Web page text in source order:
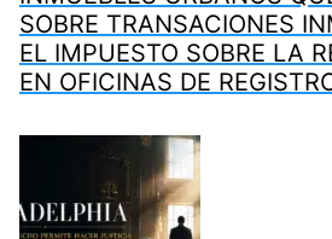
SOBRE TRANSACIONES
EL IMPUESTO SOBRE LA
EN OFICINAS DE